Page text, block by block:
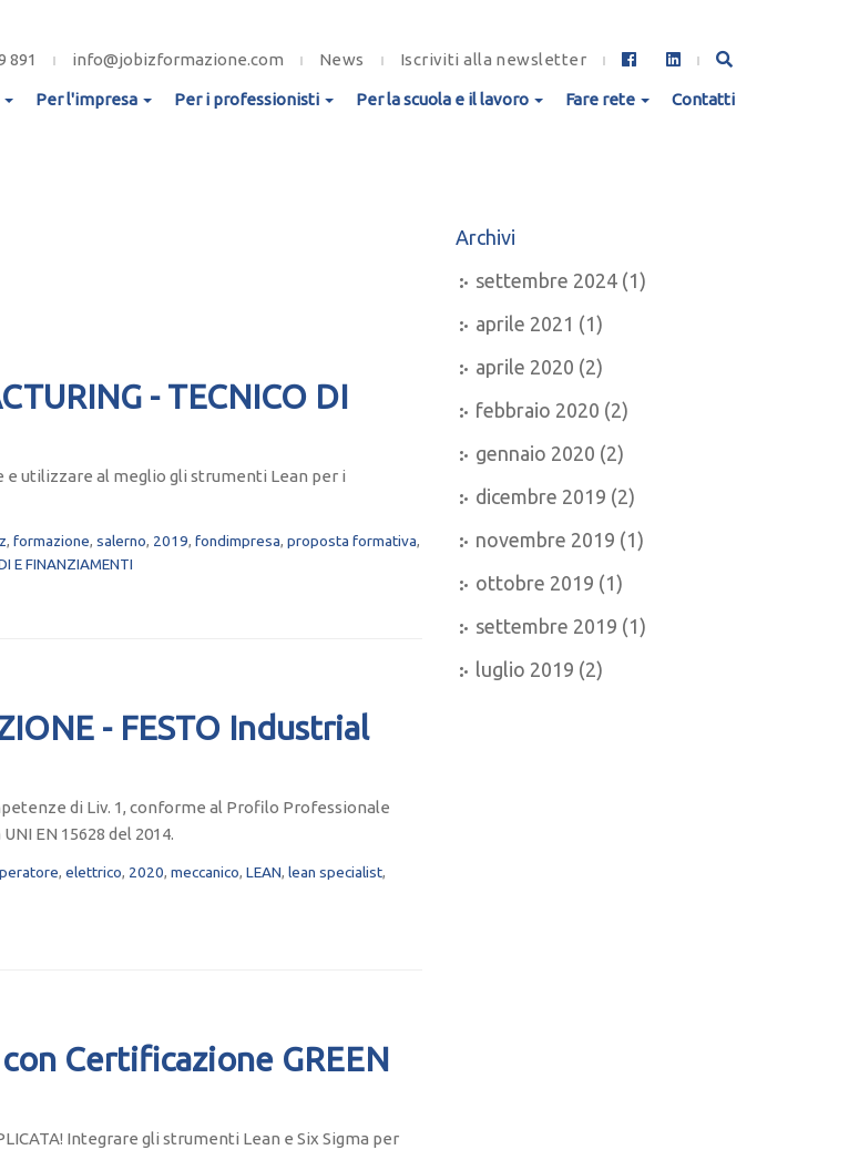
891 info@jobizformazione.com News Iscriviti alla newsletter
Per l'impresa Per i professionisti Per la scuola e il lavoro Fare rete Contatti
- TECNICO DI
e utilizzare al meglio gli strumenti Lean per i
, formazione, salerno, 2019, fondimpresa, proposta formativa,
E FINANZIAMENTI
- FESTO Industrial
di Liv. 1, conforme al Profilo Professionale
EN 15628 del 2014.
, elettrico, 2020, meccanico, LEAN, lean specialist,
Certificazione GREEN
Integrare gli strumenti Lean e Six Sigma per
Archivi
settembre 2024(1)
aprile 2021 (1)
aprile 2020 (2)
febbraio 2020 (2)
gennaio 2020 (2)
dicembre 2019 (2)
novembre 2019 (1)
ottobre 2019 (1)
settembre 2019 (1)
luglio 2019 (2)